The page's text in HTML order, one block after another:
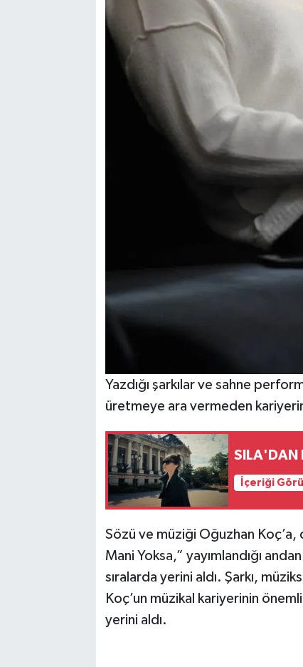
Yazdığı şarkılar ve sahne
üretmeye ara vermeden
SILA'DAN
İçeriği
Sözü ve müziği Oğuzhan Koç’a,
Mani Yoksa,” yayımlandığı
sıralarda yerini aldı. Şarkı,
Koç’un müzikal kariyerinin
yerini aldı.